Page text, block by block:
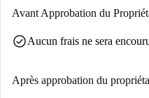
Avant Approbation du
check_circleAucun frais ne sera
Après approbation du